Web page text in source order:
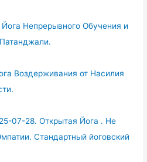
Непрерывного Обучения и
Воздерживания от Насилия
07-28. Открытая Йога . Не
Стандартный йоговский